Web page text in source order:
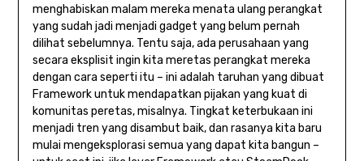
menghabiskan malam mereka menata ulang perangkat
yang sudah jadi menjadi gadget yang belum pernah
dilihat sebelumnya. Tentu saja, ada perusahaan yang
secara eksplisit ingin kita meretas perangkat mereka
dengan cara seperti itu – ini adalah taruhan yang dibuat
Framework untuk mendapatkan pijakan yang kuat di
komunitas peretas, misalnya. Tingkat keterbukaan ini
menjadi tren yang disambut baik, dan rasanya kita baru
mulai mengeksplorasi semua yang dapat kita bangun –